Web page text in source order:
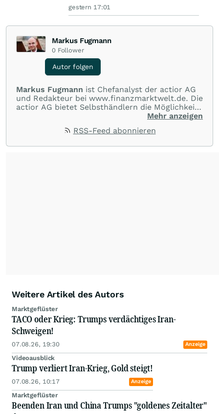
gestern 17:01
Markus Fugmann
0 Follower
Autor folgen
Markus Fugmann ist Chefanalyst der actior AG
und Redakteur bei www.finanzmarktwelt.de. Die
actior AG bietet Selbsthändlern die Möglichkeit,
an allen gängigen Märkten der Welt im Bereich
Konditionen zu handeln. Darüber hinaus
Mehr anzeigen
RSS-Feed abonnieren
Weitere Artikel des Autors
Marktgeflüster
TACO oder Krieg: Trumps verdächtiges Iran-
Schweigen!
07.08.26, 19:30 Anzeige
Videoausblick
Trump verliert Iran-Krieg, Gold steigt!
07.08.26, 10:17 Anzeige
Marktgeflüster
Beenden Iran und China Trumps "goldenes Zeitalter"